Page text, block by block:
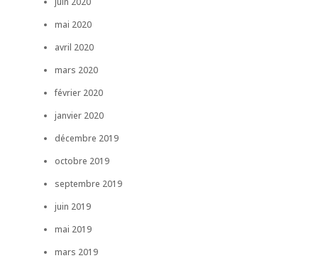
mai 2020
avril 2020
mars 2020
février 2020
janvier 2020
décembre 2019
octobre 2019
septembre 2019
juin 2019
mai 2019
mars 2019